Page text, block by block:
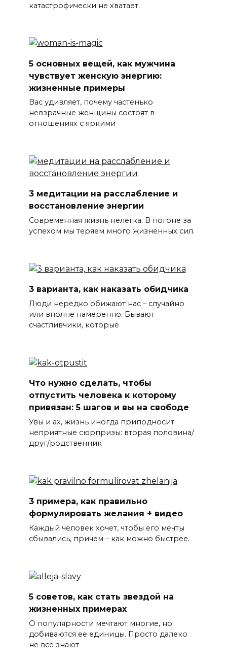
катастрофически не хватает.
5 основных вещей, как мужчина
чувствует женскую энергию:
жизненные примеры
Вас удивляет, почему частенько
невзрачные женщины состоят в
отношениях с яркими
3 медитации на расслабление и
восстановление энергии
Современная жизнь нелегка. В погоне за
успехом мы теряем много жизненных сил.
3 варианта, как наказать обидчика
Люди нередко обижают нас – случайно
или вполне намеренно. Бывают
счастливчики, которые
Что нужно сделать, чтобы
отпустить человека к которому
привязан: 5 шагов и вы на свободе
Увы и ах, жизнь иногда приподносит
неприятные сюрпризы: вторая половина/
друг/родственник
3 примера, как правильно
формулировать желания + видео
Каждый человек хочет, чтобы его мечты
сбывались, причем – как можно быстрее.
5 советов, как стать звездой на
жизненных примерах
О популярности мечтают многие, но
добиваются ее единицы. Просто далеко
не все знают